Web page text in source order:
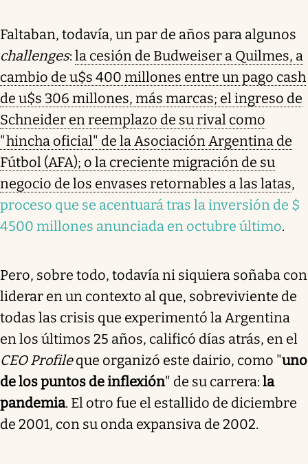
Faltaban, todavía, un par de años para algunos
challenges: la cesión de Budweiser a Quilmes, a
cambio de u$s 400 millones entre un pago cash
de u$s 306 millones, más marcas; el ingreso de
Schneider en reemplazo de su rival como
"hincha oficial" de la Asociación Argentina de
Fútbol (AFA); o la creciente migración de su
negocio de los envases retornables a las latas,
proceso que se acentuará tras la inversión de $
4500 millones anunciada en octubre último.
Pero, sobre todo, todavía ni siquiera soñaba con
liderar en un contexto al que, sobreviviente de
todas las crisis que experimentó la Argentina
en los últimos 25 años, calificó días atrás, en el
CEO Profileque organizó este dairio, como "uno
de los puntos de inflexión" de su carrera: la
pandemia. El otro fue el estallido de diciembre
de 2001, con su onda expansiva de 2002.